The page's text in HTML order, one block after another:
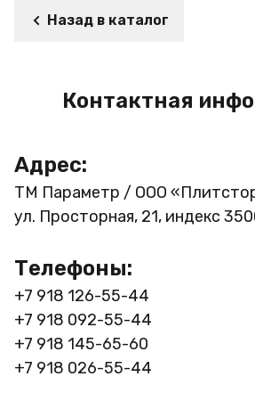
Назад в каталог
Контактная
Адрес:
ТМ Параметр / ООО
ул. Просторная, 21, индекс
Телефоны:
+7 918 126-55-44
+7 918 092-55-44
+7 918 145-65-60
+7 918 026-55-44